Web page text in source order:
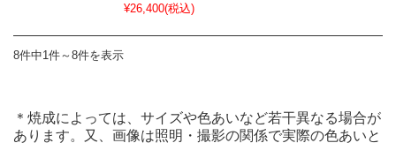
¥26,400(税込)
8件中1件～8件を表示
＊焼成によっては、サイズや色あいなど若干異なる場合が
あります。又、画像は照明・撮影の関係で実際の色あいと